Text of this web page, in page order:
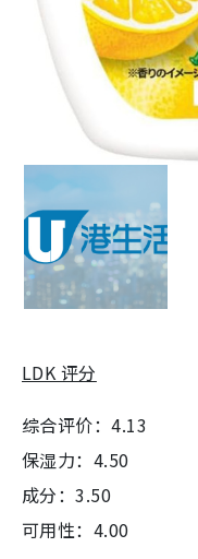
LDK 评分
综合评价：4.13
保湿力：4.50
成分：3.50
可用性：4.00